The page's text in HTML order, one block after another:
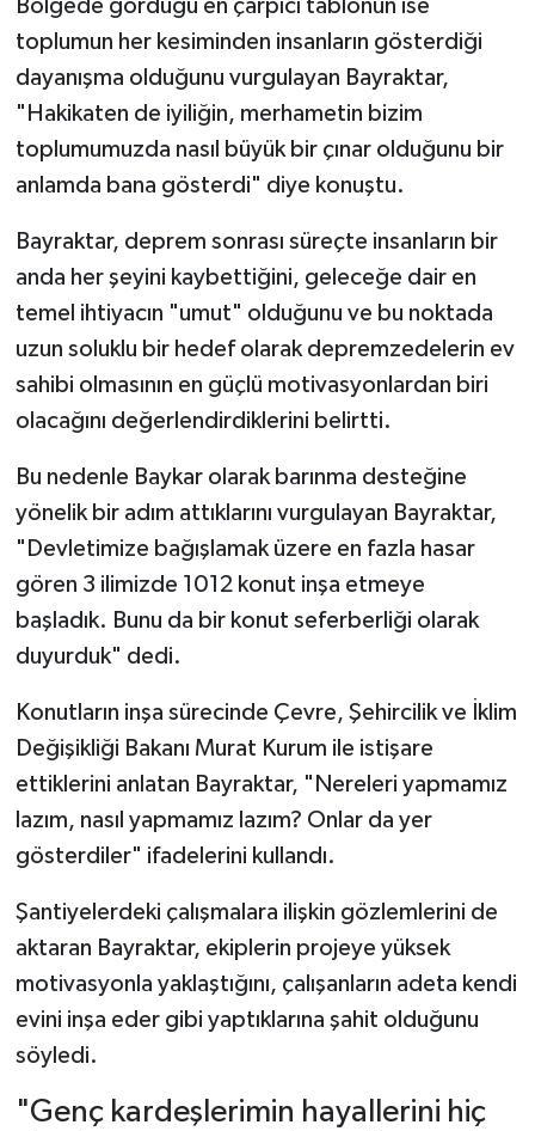
Bölgede gördüğü en çarpıcı tablonun ise
toplumun her kesiminden insanların gösterdiği
dayanışma olduğunu vurgulayan Bayraktar,
"Hakikaten de iyiliğin, merhametin bizim
toplumumuzda nasıl büyük bir çınar olduğunu bir
anlamda bana gösterdi" diye konuştu.
Bayraktar, deprem sonrası süreçte insanların bir
anda her şeyini kaybettiğini, geleceğe dair en
temel ihtiyacın "umut" olduğunu ve bu noktada
uzun soluklu bir hedef olarak depremzedelerin ev
sahibi olmasının en güçlü motivasyonlardan biri
olacağını değerlendirdiklerini belirtti.
Bu nedenle Baykar olarak barınma desteğine
yönelik bir adım attıklarını vurgulayan Bayraktar,
"Devletimize bağışlamak üzere en fazla hasar
gören 3 ilimizde 1012 konut inşa etmeye
başladık. Bunu da bir konut seferberliği olarak
duyurduk" dedi.
Konutların inşa sürecinde Çevre, Şehircilik ve İklim
Değişikliği Bakanı Murat Kurum ile istişare
ettiklerini anlatan Bayraktar, "Nereleri yapmamız
lazım, nasıl yapmamız lazım? Onlar da yer
gösterdiler" ifadelerini kullandı.
Şantiyelerdeki çalışmalara ilişkin gözlemlerini de
aktaran Bayraktar, ekiplerin projeye yüksek
motivasyonla yaklaştığını, çalışanların adeta kendi
evini inşa eder gibi yaptıklarına şahit olduğunu
söyledi.
"Genç kardeşlerimin hayallerini hiç